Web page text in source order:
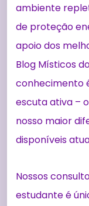
ambiente
de proteção
apoio dos
Blog Místicos
conhecimento
escuta ativa –
nosso maior
disponíveis
Nossos
estudante é